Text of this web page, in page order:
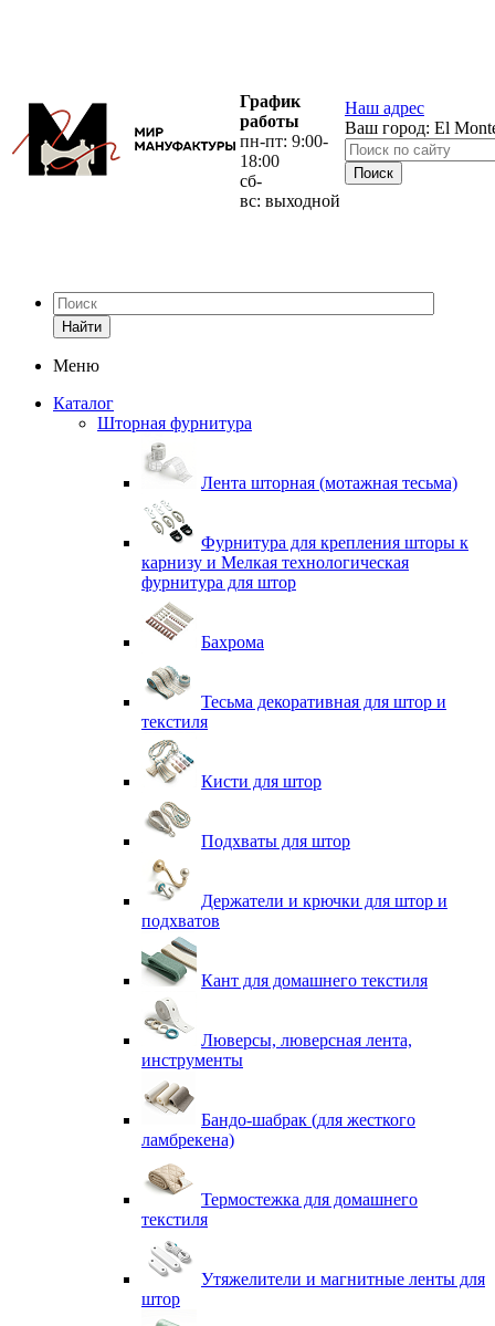
График
работы
пн-пт: 9:00-
18:00
сб-
вс: выходной
Наш адрес
Ваш город: El
Найти
Меню
Каталог
Шторная фурнитура
Лента шторная (мотажная тесьма)
Фурнитура для крепления шторы к
карнизу и Мелкая технологическая
фурнитура для штор
Бахрома
Тесьма декоративная для штор и
текстиля
Кисти для штор
Подхваты для штор
Держатели и крючки для штор и
подхватов
Кант для домашнего текстиля
Люверсы, люверсная лента,
инструменты
Бандо-шабрак (для жесткого
ламбрекена)
Термостежка для домашнего
текстиля
Утяжелители и магнитные ленты для
штор